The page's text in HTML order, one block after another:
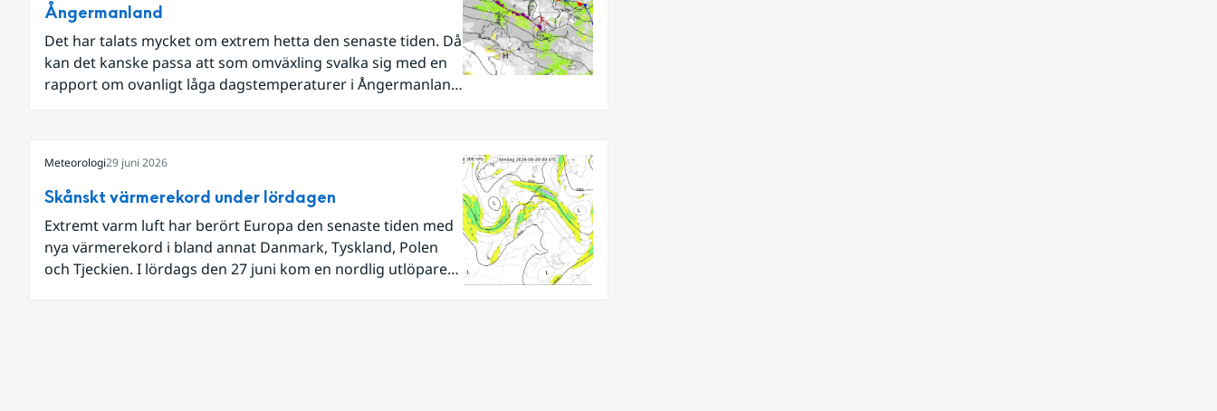
Ångermanland
Det har talats mycket om extrem hetta den senaste tiden. Då
kan det kanske passa att som omväxling svalka sig med en
rapport om ovanligt låga dagstemperaturer i Ångermanland
Meteorologi29 juni 2026
Skånskt värmerekord under lördagen
Extremt varm luft har berört Europa den senaste tiden med
nya värmerekord i bland annat Danmark, Tyskland, Polen
och Tjeckien. I lördags den 27 juni kom en nordlig utlöpare